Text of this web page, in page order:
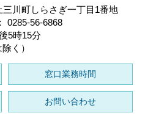
川町しらさぎ一丁目1番地
0285-56-6868
5時15分
く）
窓口業務時間
お問い合わせ